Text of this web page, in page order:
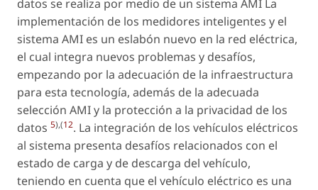
datos se realiza por medio de un sistema AMI La
implementación de los medidores inteligentes y el
sistema AMI es un eslabón nuevo en la red eléctrica,
el cual integra nuevos problemas y desafíos,
empezando por la adecuación de la infraestructura
para esta tecnología, además de la adecuada
selección AMI y la protección a la privacidad de los
datos 5),(12. La integración de los vehículos eléctricos
al sistema presenta desafíos relacionados con el
estado de carga y de descarga del vehículo,
teniendo en cuenta que el vehículo eléctrico es una